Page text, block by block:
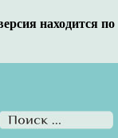
находится по